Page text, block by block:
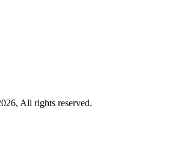
All rights reserved.